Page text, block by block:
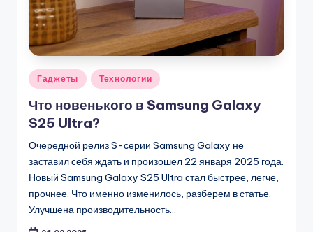
Опубликовано
Гаджеты Технологии
Что новенького в Samsung Galaxy
S25 Ultra?
Очередной релиз S-серии Samsung Galaxy не
заставил себя ждать и произошел 22 января 2025 года.
Новый Samsung Galaxy S25 Ultra стал быстрее, легче,
прочнее. Что именно изменилось, разберем в статье.
Улучшена производительность…